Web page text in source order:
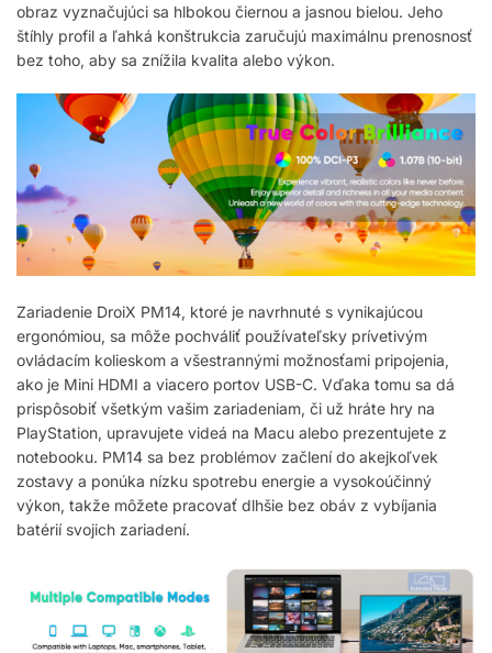
obraz vyznačujúci sa hlbokou čiernou a jasnou bielou. Jeho
štíhly profil a ľahká konštrukcia zaručujú maximálnu prenosnosť
bez toho, aby sa znížila kvalita alebo výkon.
Zariadenie DroiX PM14, ktoré je navrhnuté s vynikajúcou
ergonómiou, sa môže pochváliť používateľsky prívetivým
ovládacím kolieskom a všestrannými možnosťami pripojenia,
ako je Mini HDMI a viacero portov USB-C. Vďaka tomu sa dá
prispôsobiť všetkým vašim zariadeniam, či už hráte hry na
PlayStation, upravujete videá na Macu alebo prezentujete z
notebooku. PM14 sa bez problémov začlení do akejkoľvek
zostavy a ponúka nízku spotrebu energie a vysokoúčinný
výkon, takže môžete pracovať dlhšie bez obáv z vybíjania
batérií svojich zariadení.